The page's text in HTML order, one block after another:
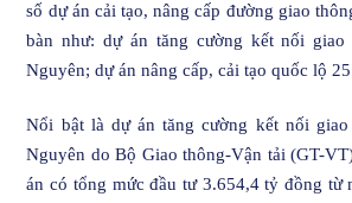
số dự án cải tạo, nâng cấp đường giao
bàn như: dự án tăng cường kết nối
Nguyên; dự án nâng cấp, cải tạo quốc lộ
Nổi bật là dự án tăng cường kết nối
Nguyên do Bộ Giao thông-Vận tải (GT-
án có tổng mức đầu tư 3.654,4 tỷ đồng